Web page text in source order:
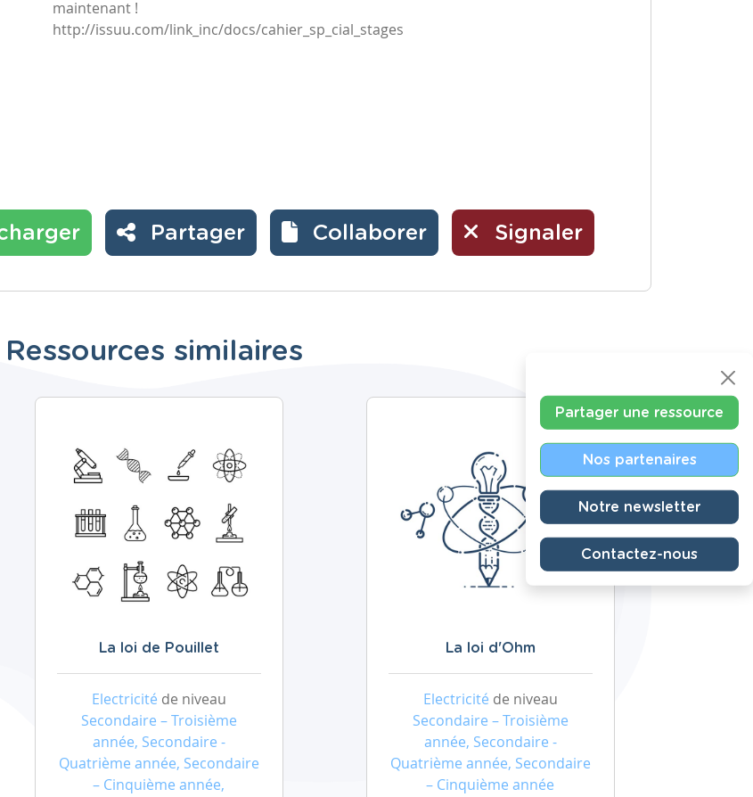
maintenant !
http://issuu.com/link_inc/docs/cahier_sp_cial_stages
Partager Collaborer Signaler
Ressources similaires
La loi de Pouillet
Electricité de niveau
Secondaire – Troisième
année, Secondaire -
Quatrième année, Secondaire
– Cinquième année,
La loi d'Ohm
Electricité de niveau
Secondaire – Troisième
année, Secondaire -
Quatrième année, Secondaire
– Cinquième année
Partager une ressource
Nos partenaires
Notre newsletter
Contactez-nous